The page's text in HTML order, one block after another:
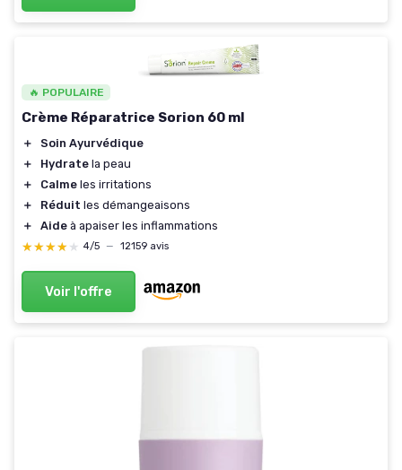
🔥 POPULAIRE
Crème Réparatrice Sorion 60 ml
＋
Soin Ayurvédique
＋
Hydrate la peau
＋
Calme les irritations
＋
Réduit les démangeaisons
＋
Aide à apaiser les inflammations
★★★★★
★★★★★ 4/5 — 12159 avis
Voir l'offre